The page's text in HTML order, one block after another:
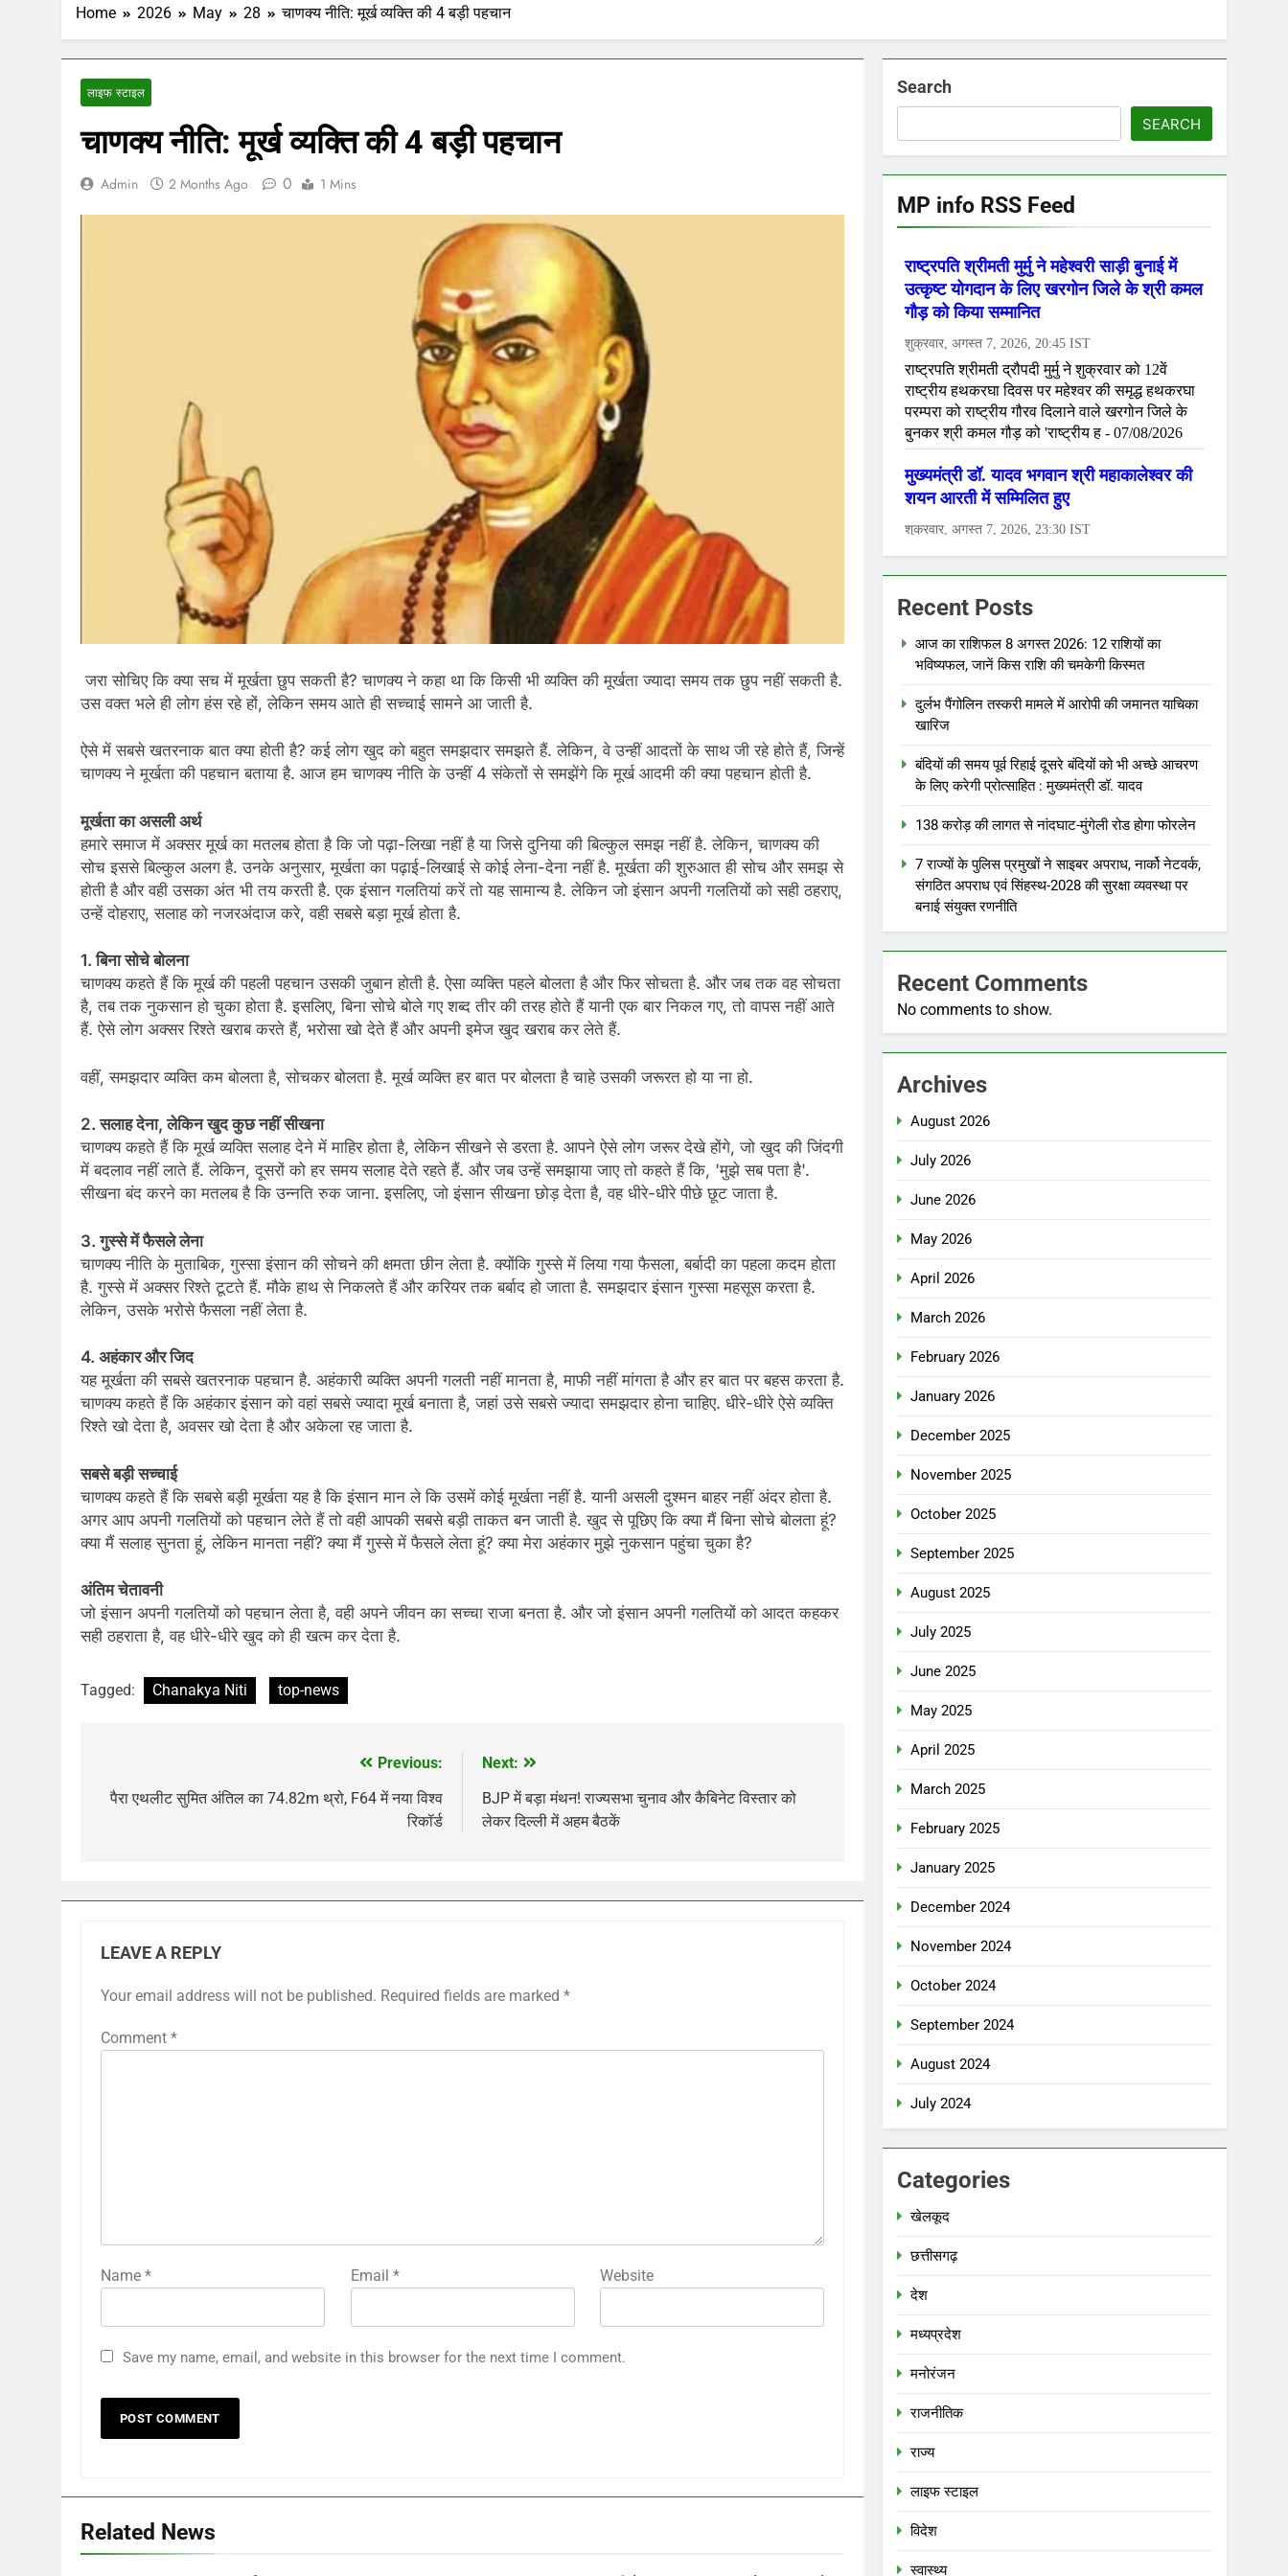
Home 2026 May 28 चाणक्य नीति: मूर्ख व्यक्ति की 4 बड़ी पहचान
लाइफ स्टाइल
चाणक्य नीति: मूर्ख व्यक्ति की 4 बड़ी पहचान
Admin 2 Months Ago 0 1 Mins
जरा सोचिए कि क्या सच में मूर्खता छुप सकती है? चाणक्य ने कहा था कि किसी भी व्यक्ति की मूर्खता ज्यादा समय तक छुप नहीं सकती है.
उस वक्त भले ही लोग हंस रहे हों, लेकिन समय आते ही सच्चाई सामने आ जाती है.
ऐसे में सबसे खतरनाक बात क्या होती है? कई लोग खुद को बहुत समझदार समझते हैं. लेकिन, वे उन्हीं आदतों के साथ जी रहे होते हैं, जिन्हें
चाणक्य ने मूर्खता की पहचान बताया है. आज हम चाणक्य नीति के उन्हीं 4 संकेतों से समझेंगे कि मूर्ख आदमी की क्या पहचान होती है.
मूर्खता का असली अर्थ
हमारे समाज में अक्सर मूर्ख का मतलब होता है कि जो पढ़ा-लिखा नहीं है या जिसे दुनिया की बिल्कुल समझ नहीं है. लेकिन, चाणक्य की
सोच इससे बिल्कुल अलग है. उनके अनुसार, मूर्खता का पढ़ाई-लिखाई से कोई लेना-देना नहीं है. मूर्खता की शुरुआत ही सोच और समझ से
होती है और वही उसका अंत भी तय करती है. एक इंसान गलतियां करें तो यह सामान्य है. लेकिन जो इंसान अपनी गलतियों को सही ठहराए,
उन्हें दोहराए, सलाह को नजरअंदाज करे, वही सबसे बड़ा मूर्ख होता है.
1. बिना सोचे बोलना
चाणक्य कहते हैं कि मूर्ख की पहली पहचान उसकी जुबान होती है. ऐसा व्यक्ति पहले बोलता है और फिर सोचता है. और जब तक वह सोचता
है, तब तक नुकसान हो चुका होता है. इसलिए, बिना सोचे बोले गए शब्द तीर की तरह होते हैं यानी एक बार निकल गए, तो वापस नहीं आते
हैं. ऐसे लोग अक्सर रिश्ते खराब करते हैं, भरोसा खो देते हैं और अपनी इमेज खुद खराब कर लेते हैं.
वहीं, समझदार व्यक्ति कम बोलता है, सोचकर बोलता है. मूर्ख व्यक्ति हर बात पर बोलता है चाहे उसकी जरूरत हो या ना हो.
2. सलाह देना, लेकिन खुद कुछ नहीं सीखना
चाणक्य कहते हैं कि मूर्ख व्यक्ति सलाह देने में माहिर होता है, लेकिन सीखने से डरता है. आपने ऐसे लोग जरूर देखे होंगे, जो खुद की जिंदगी
में बदलाव नहीं लाते हैं. लेकिन, दूसरों को हर समय सलाह देते रहते हैं. और जब उन्हें समझाया जाए तो कहते हैं कि, 'मुझे सब पता है'.
सीखना बंद करने का मतलब है कि उन्नति रुक जाना. इसलिए, जो इंसान सीखना छोड़ देता है, वह धीरे-धीरे पीछे छूट जाता है.
3. गुस्से में फैसले लेना
चाणक्य नीति के मुताबिक, गुस्सा इंसान की सोचने की क्षमता छीन लेता है. क्योंकि गुस्से में लिया गया फैसला, बर्बादी का पहला कदम होता
है. गुस्से में अक्सर रिश्ते टूटते हैं. मौके हाथ से निकलते हैं और करियर तक बर्बाद हो जाता है. समझदार इंसान गुस्सा महसूस करता है.
लेकिन, उसके भरोसे फैसला नहीं लेता है.
4. अहंकार और जिद
यह मूर्खता की सबसे खतरनाक पहचान है. अहंकारी व्यक्ति अपनी गलती नहीं मानता है, माफी नहीं मांगता है और हर बात पर बहस करता है.
चाणक्य कहते हैं कि अहंकार इंसान को वहां सबसे ज्यादा मूर्ख बनाता है, जहां उसे सबसे ज्यादा समझदार होना चाहिए. धीरे-धीरे ऐसे व्यक्ति
रिश्ते खो देता है, अवसर खो देता है और अकेला रह जाता है.
सबसे बड़ी सच्चाई
चाणक्य कहते हैं कि सबसे बड़ी मूर्खता यह है कि इंसान मान ले कि उसमें कोई मूर्खता नहीं है. यानी असली दुश्मन बाहर नहीं अंदर होता है.
अगर आप अपनी गलतियों को पहचान लेते हैं तो वही आपकी सबसे बड़ी ताकत बन जाती है. खुद से पूछिए कि क्या मैं बिना सोचे बोलता हूं?
क्या मैं सलाह सुनता हूं, लेकिन मानता नहीं? क्या मैं गुस्से में फैसले लेता हूं? क्या मेरा अहंकार मुझे नुकसान पहुंचा चुका है?
अंतिम चेतावनी
जो इंसान अपनी गलतियों को पहचान लेता है, वही अपने जीवन का सच्चा राजा बनता है. और जो इंसान अपनी गलतियों को आदत कहकर
सही ठहराता है, वह धीरे-धीरे खुद को ही खत्म कर देता है.
Tagged: Chanakya Niti top-news
navigation
Previous:
पैरा एथलीट सुमित अंतिल का 74.82m थ्रो, F64 में नया विश्व
रिकॉर्ड
Next:
BJP में बड़ा मंथन! राज्यसभा चुनाव और कैबिनेट विस्तार को
लेकर दिल्ली में अहम बैठकें
LEAVE A REPLY
Your email address will not be published. Required fields are marked *
Comment *
Name * Email * Website
Save my name, email, and website in this browser for the next time I comment.
Related News
Search
SEARCH
MP info RSS Feed
Recent Posts
आज का राशिफल 8 अगस्त 2026: 12 राशियों का
भविष्यफल, जानें किस राशि की चमकेगी किस्मत
दुर्लभ पैंगोलिन तस्करी मामले में आरोपी की जमानत याचिका
खारिज
बंदियों की समय पूर्व रिहाई दूसरे बंदियों को भी अच्छे आचरण
के लिए करेगी प्रोत्साहित : मुख्यमंत्री डॉ. यादव
138 करोड़ की लागत से नांदघाट-मुंगेली रोड होगा फोरलेन
7 राज्यों के पुलिस प्रमुखों ने साइबर अपराध, नार्को नेटवर्क,
संगठित अपराध एवं सिंहस्थ-2028 की सुरक्षा व्यवस्था पर
बनाई संयुक्त रणनीति
Recent Comments
No comments to show.
Archives
August 2026
July 2026
June 2026
May 2026
April 2026
March 2026
February 2026
January 2026
December 2025
November 2025
October 2025
September 2025
August 2025
July 2025
June 2025
May 2025
April 2025
March 2025
February 2025
January 2025
December 2024
November 2024
October 2024
September 2024
August 2024
July 2024
Categories
खेलकूद
छत्तीसगढ़
देश
मध्‍यप्रदेश
मनोरंजन
राजनीतिक
राज्य
लाइफ स्टाइल
विदेश
स्‍वास्‍थ्‍य